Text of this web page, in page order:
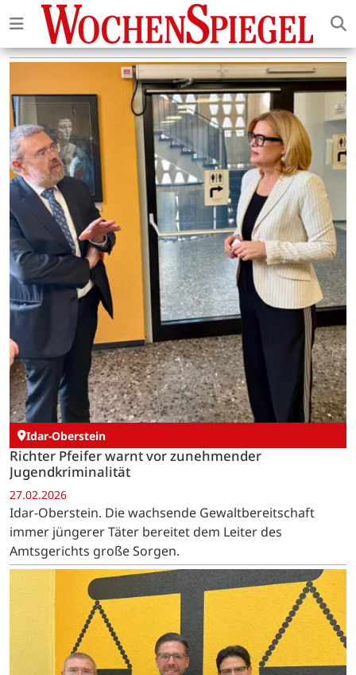
Idar-Oberstein
Richter Pfeifer warnt vor zunehmender
Jugendkriminalität
27.02.2026
Idar-Oberstein. Die wachsende Gewaltbereitschaft
immer jüngerer Täter bereitet dem Leiter des
Amtsgerichts große Sorgen.